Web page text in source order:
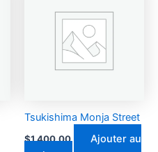
Tsukishima Monja Street
$1,400.00
Ajouter au